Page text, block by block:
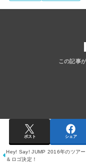
ポスト シェア
Hey! Say! JUMP 2016年のツアー
＆ロゴ決定！